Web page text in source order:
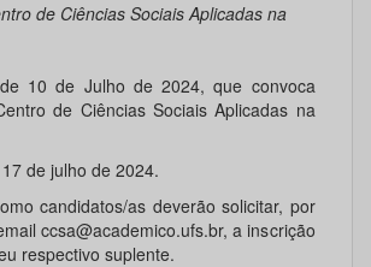
de Ciências Sociais Aplicadas na
10 de Julho de 2024, que convoca
de Ciências Sociais Aplicadas na
de julho de 2024.
candidatos/as deverão solicitar, por
ccsa@academico.ufs.br, a inscrição
respectivo suplente.